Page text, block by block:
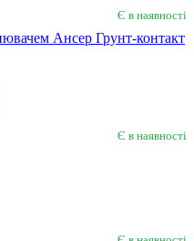
Ансер Грунт-контакт